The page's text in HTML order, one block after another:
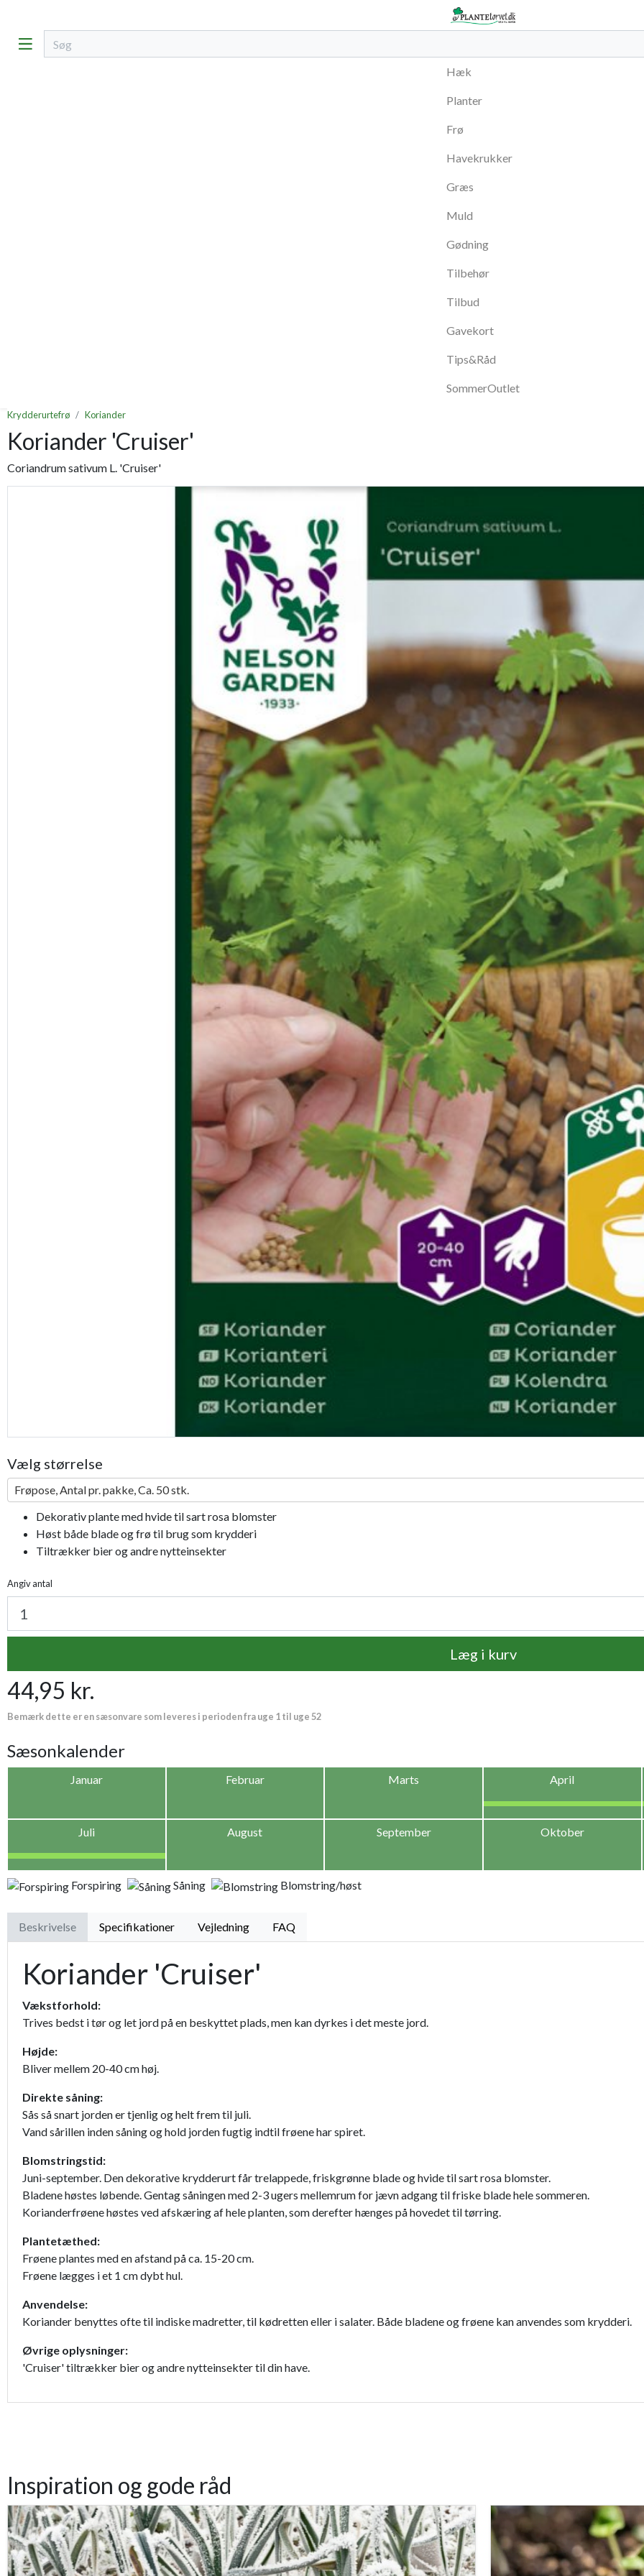
Hæk
Planter
Frø
Havekrukker
Græs
Muld
Gødning
Tilbehør
Tilbud
Gavekort
Tips&Råd
SommerOutlet
Krydderurtefrø Koriander
Koriander 'Cruiser'
Coriandrum sativum L. 'Cruiser'
Vælg størrelse
Frøpose, Antal pr. pakke, Ca. 50 stk.
Dekorativ plante med hvide til sart rosa blomster
Høst både blade og frø til brug som krydderi
Tiltrækker bier og andre nytteinsekter
Angiv antal
Læg i kurv
44,95 kr.
Bemærk dette er en sæsonvare som leveres i perioden fra uge 1 til uge 52
Sæsonkalender
Januar Februar Marts April
Juli August September Oktober
Forspiring Såning Blomstring/høst
Beskrivelse Specifikationer Vejledning FAQ
Koriander 'Cruiser'
Vækstforhold:
Trives bedst i tør og let jord på en beskyttet plads, men kan dyrkes i det meste jord.
Højde:
Bliver mellem 20-40 cm høj.
Direkte såning:
Sås så snart jorden er tjenlig og helt frem til juli.
Vand sårillen inden såning og hold jorden fugtig indtil frøene har spiret.
Blomstringstid:
Juni-september. Den dekorative krydderurt får trelappede, friskgrønne blade og hvide til sart rosa blomster.
Bladene høstes løbende. Gentag såningen med 2-3 ugers mellemrum for jævn adgang til friske blade hele sommeren.
Korianderfrøene høstes ved afskæring af hele planten, som derefter hænges på hovedet til tørring.
Plantetæthed:
Frøene plantes med en afstand på ca. 15-20 cm.
Frøene lægges i et 1 cm dybt hul.
Anvendelse:
Koriander benyttes ofte til indiske madretter, til kødretten eller i salater. Både bladene og frøene kan anvendes som krydderi.
Øvrige oplysninger:
'Cruiser' tiltrækker bier og andre nytteinsekter til din have.
Inspiration og gode råd